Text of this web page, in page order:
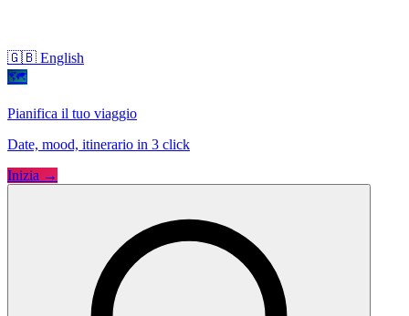
🇬🇧 English
🗺
Pianifica il tuo viaggio
Date, mood, itinerario in 3 click
Inizia →